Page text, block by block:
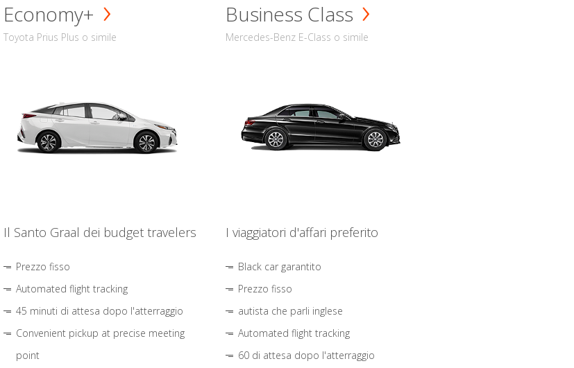
Economy+
Toyota Prius Plus o simile
Il Santo Graal dei budget travelers
Prezzo fisso
Automated flight tracking
45 minuti di attesa dopo l'atterraggio
Convenient pickup at precise meeting
point
Business Class
Mercedes-Benz E-Class o simile
I viaggiatori d'affari preferito
Black car garantito
Prezzo fisso
autista che parli inglese
Automated flight tracking
60 di attesa dopo l'atterraggio